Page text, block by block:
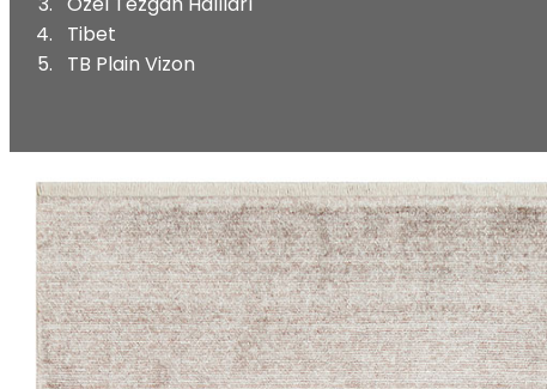
Tibet
TB Plain Vizon